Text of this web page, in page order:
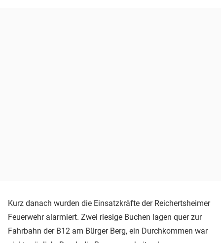
Kurz danach wurden die Einsatzkräfte der Reichertsheimer
Feuerwehr alarmiert. Zwei riesige Buchen lagen quer zur
Fahrbahn der B12 am Bürger Berg, ein Durchkommen war